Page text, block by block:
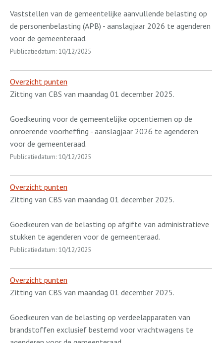
Vaststellen van de gemeentelijke aanvullende belasting op
de personenbelasting (APB) - aanslagjaar 2026 te agenderen
voor de gemeenteraad.
Publicatiedatum: 10/12/2025
Overzicht punten
Zitting van CBS van maandag 01 december 2025.
Goedkeuring voor de gemeentelijke opcentiemen op de
onroerende voorheffing - aanslagjaar 2026 te agenderen
voor de gemeenteraad.
Publicatiedatum: 10/12/2025
Overzicht punten
Zitting van CBS van maandag 01 december 2025.
Goedkeuren van de belasting op afgifte van administratieve
stukken te agenderen voor de gemeenteraad.
Publicatiedatum: 10/12/2025
Overzicht punten
Zitting van CBS van maandag 01 december 2025.
Goedkeuren van de belasting op verdeelapparaten van
brandstoffen exclusief bestemd voor vrachtwagens te